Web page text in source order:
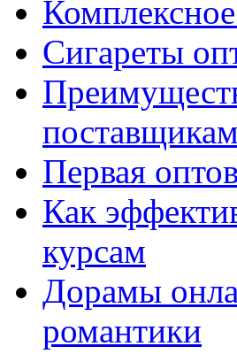
Сигареты
Первая
Как
курсам
Дорамы
романтики